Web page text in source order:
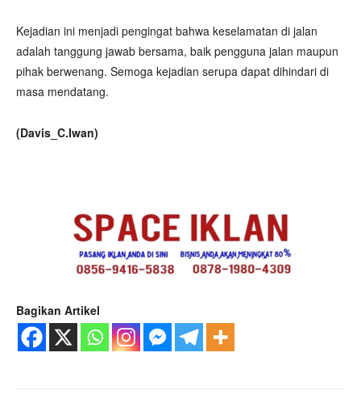
Kejadian ini menjadi pengingat bahwa keselamatan di jalan
adalah tanggung jawab bersama, baik pengguna jalan maupun
pihak berwenang. Semoga kejadian serupa dapat dihindari di
masa mendatang.
(Davis_C.Iwan)
Bagikan Artikel